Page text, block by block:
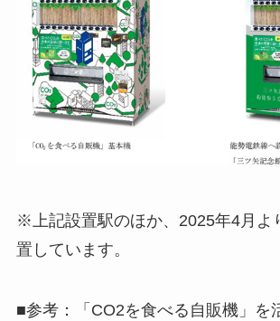
※上記設置駅のほか、2025年4月よ
置しています。
■参考：「CO2を食べる自販機」を